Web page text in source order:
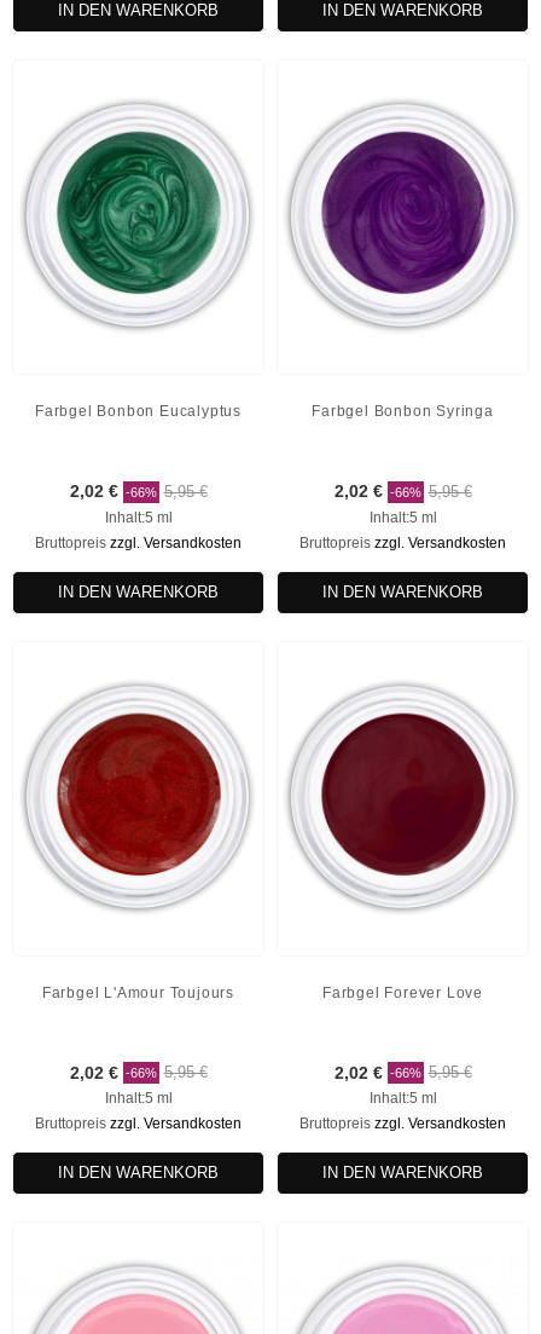
IN DEN WARENKORB IN DEN WARENKORB
Farbgel Bonbon Eucalyptus
2,02 € -66% 5,95 €
Inhalt:5 ml
Bruttopreis zzgl. Versandkosten
IN DEN WARENKORB
Farbgel Bonbon Syringa
2,02 € -66% 5,95 €
Inhalt:5 ml
Bruttopreis zzgl. Versandkosten
IN DEN WARENKORB
Farbgel L'Amour Toujours
2,02 € -66% 5,95 €
Inhalt:5 ml
Bruttopreis zzgl. Versandkosten
IN DEN WARENKORB
Farbgel Forever Love
2,02 € -66% 5,95 €
Inhalt:5 ml
Bruttopreis zzgl. Versandkosten
IN DEN WARENKORB